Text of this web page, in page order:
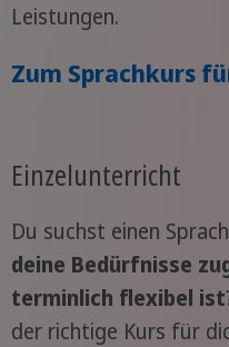
Leistungen.
Zum Sprachkurs
Einzelunterricht
Du suchst einen
deine Bedürfnisse
terminlich flexibel ist
der richtige Kurs für